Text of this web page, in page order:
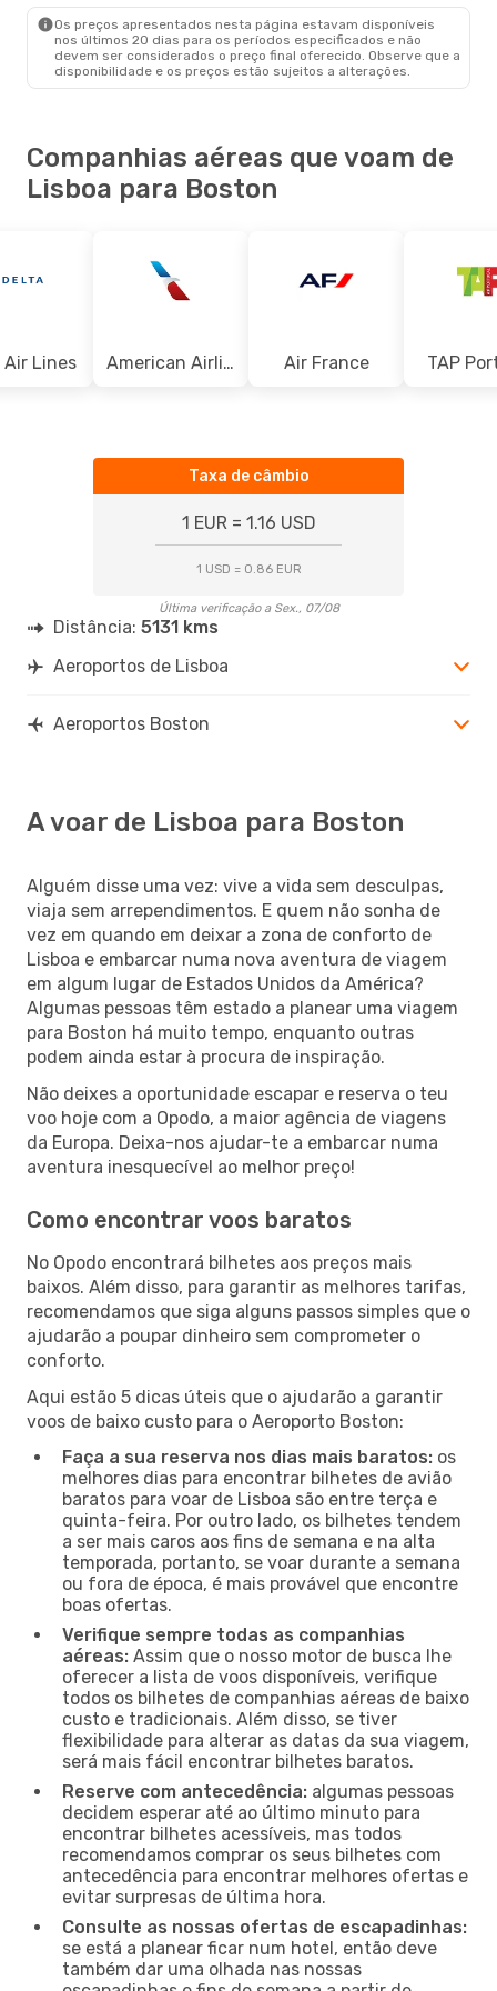
Os preços apresentados nesta página estavam disponíveis
nos últimos 20 dias para os períodos especificados e não
devem ser considerados o preço final oferecido. Observe que a
disponibilidade e os preços estão sujeitos a alterações.
Companhias aéreas que voam de
Lisboa para Boston
Lines American Airlines Air France TAP
Taxa de câmbio
1 EUR = 1.16 USD
1 USD = 0.86 EUR
Última verificação a Sex., 07/08
Distância: 5131 kms
Aeroportos de Lisboa
Aeroportos Boston
A voar de Lisboa para Boston
Alguém disse uma vez: vive a vida sem desculpas,
viaja sem arrependimentos. E quem não sonha de
vez em quando em deixar a zona de conforto de
Lisboa e embarcar numa nova aventura de viagem
em algum lugar de Estados Unidos da América?
Algumas pessoas têm estado a planear uma viagem
para Boston há muito tempo, enquanto outras
podem ainda estar à procura de inspiração.
Não deixes a oportunidade escapar e reserva o teu
voo hoje com a Opodo, a maior agência de viagens
da Europa. Deixa-nos ajudar-te a embarcar numa
aventura inesquecível ao melhor preço!
Como encontrar voos baratos
No Opodo encontrará bilhetes aos preços mais
baixos. Além disso, para garantir as melhores tarifas,
recomendamos que siga alguns passos simples que o
ajudarão a poupar dinheiro sem comprometer o
conforto.
Aqui estão 5 dicas úteis que o ajudarão a garantir
voos de baixo custo para o Aeroporto Boston:
Faça a sua reserva nos dias mais baratos: os
melhores dias para encontrar bilhetes de avião
baratos para voar de Lisboa são entre terça e
quinta-feira. Por outro lado, os bilhetes tendem
a ser mais caros aos fins de semana e na alta
temporada, portanto, se voar durante a semana
ou fora de época, é mais provável que encontre
boas ofertas.
Verifique sempre todas as companhias
aéreas: Assim que o nosso motor de busca lhe
oferecer a lista de voos disponíveis, verifique
todos os bilhetes de companhias aéreas de baixo
custo e tradicionais. Além disso, se tiver
flexibilidade para alterar as datas da sua viagem,
será mais fácil encontrar bilhetes baratos.
Reserve com antecedência: algumas pessoas
decidem esperar até ao último minuto para
encontrar bilhetes acessíveis, mas todos
recomendamos comprar os seus bilhetes com
antecedência para encontrar melhores ofertas e
evitar surpresas de última hora.
Consulte as nossas ofertas de escapadinhas:
se está a planear ficar num hotel, então deve
também dar uma olhada nas nossas